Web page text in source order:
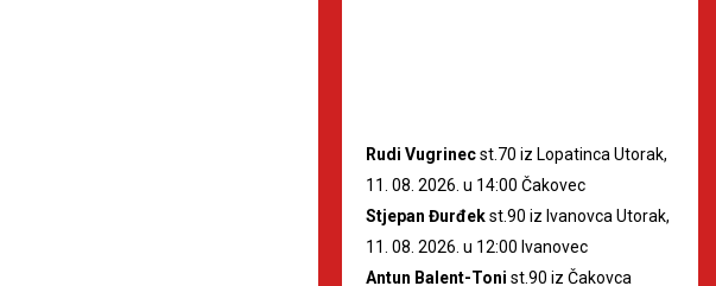
Rudi Vugrinecst.70 iz Lopatinca Utorak,
11. 08. 2026. u 14:00 Čakovec
Stjepan Đurđekst.90 iz Ivanovca Utorak,
11. 08. 2026. u 12:00 Ivanovec
Antun Balent-Toni st.90 iz Čakovca